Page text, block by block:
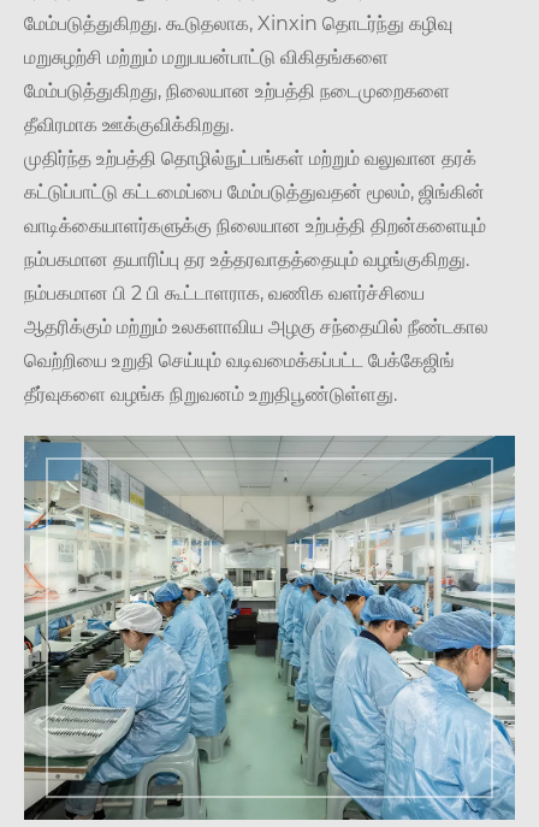
மேம்படுத்துகிறது. கூடுதலாக, Xinxin தொடர்ந்து கழிவு
மறுசுழற்சி மற்றும் மறுபயன்பாட்டு விகிதங்களை
மேம்படுத்துகிறது, நிலையான உற்பத்தி நடைமுறைகளை
தீவிரமாக ஊக்குவிக்கிறது.
முதிர்ந்த உற்பத்தி தொழில்நுட்பங்கள் மற்றும் வலுவான தரக்
கட்டுப்பாட்டு கட்டமைப்பை மேம்படுத்துவதன் மூலம், ஜிங்கின்
வாடிக்கையாளர்களுக்கு நிலையான உற்பத்தி திறன்களையும்
நம்பகமான தயாரிப்பு தர உத்தரவாதத்தையும் வழங்குகிறது.
நம்பகமான பி 2 பி கூட்டாளராக, வணிக வளர்ச்சியை
ஆதரிக்கும் மற்றும் உலகளாவிய அழகு சந்தையில் நீண்டகால
வெற்றியை உறுதி செய்யும் வடிவமைக்கப்பட்ட பேக்கேஜிங்
தீர்வுகளை வழங்க நிறுவனம் உறுதிபூண்டுள்ளது.